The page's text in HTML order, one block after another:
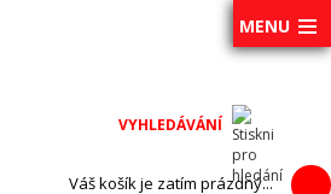
MENU
Váš košík je zatím prázdný...